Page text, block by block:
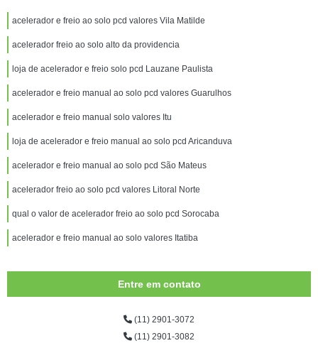
acelerador e freio ao solo pcd valores Vila Matilde
acelerador freio ao solo alto da providencia
loja de acelerador e freio solo pcd Lauzane Paulista
acelerador e freio manual ao solo pcd valores Guarulhos
acelerador e freio manual solo valores Itu
loja de acelerador e freio manual ao solo pcd Aricanduva
acelerador e freio manual ao solo pcd São Mateus
acelerador freio ao solo pcd valores Litoral Norte
qual o valor de acelerador freio ao solo pcd Sorocaba
acelerador e freio manual ao solo valores Itatiba
Entre em contato
(11) 2901-3072
(11) 2901-3082